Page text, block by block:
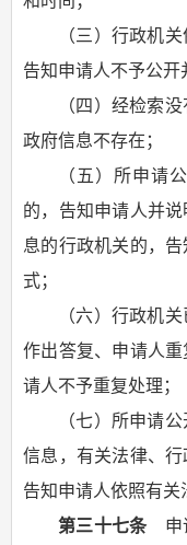
（三）行政机
告知申请人不予公开
（四）经检索
政府信息不存在；
（五）所申请
的，告知申请人并
息的行政机关的，
式；
（六）行政机
作出答复、申请人
请人不予重复处理；
（七）所申请
信息，有关法律、行
告知申请人依照有关
第三十七条申